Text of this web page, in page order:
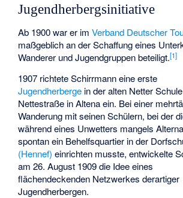
Jugendherbergsinitiative
Ab 1900 war er imVerband Deutscher
maßgeblich an der Schaffung eines
Wanderer und Jugendgruppen beteiligt.[1]
1907 richtete Schirrmann eine erste
Jugendherberge in der alten Netter
Nettestraße in Altena ein. Bei einer
Wanderung mit seinen Schülern, bei der
während eines Unwetters mangels
spontan ein Behelfsquartier in der
(Hennef) einrichten musste, entwickelte
am 26. August 1909 die Idee eines
flächendeckenden Netzwerkes derartiger
Jugendherbergen.